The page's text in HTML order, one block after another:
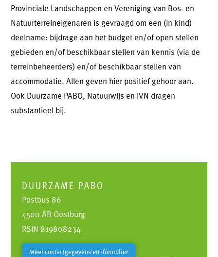
Provinciale Landschappen en Vereniging van Bos- en
Natuurterreineigenaren is gevraagd om een (in kind)
deelname: bijdrage aan het budget en/of open stellen
gebieden en/of beschikbaar stellen van kennis (via de
terreinbeheerders) en/of beschikbaar stellen van
accommodatie. Allen geven hier positief gehoor aan.
Ook Duurzame PABO, Natuurwijs en IVN dragen
substantieel bij.
DUURZAME PABO
Postbus 86
4500 AB Oostburg
RSIN 819808234
Meer contactgegevens en -formulier